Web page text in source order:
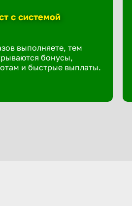
с системой
выполняете, тем
бонусы,
и быстрые выплаты.